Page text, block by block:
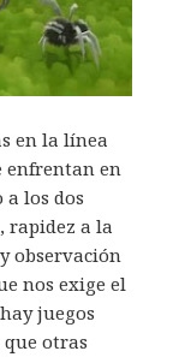
en la línea
enfrentan en
los dos
rapidez a la
observación
nos exige el
juegos
otras